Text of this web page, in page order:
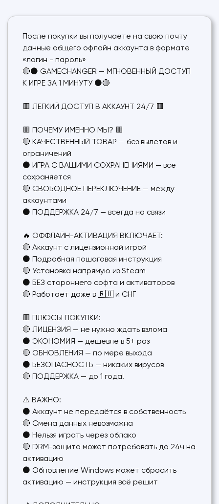
После покупки вы получаете на свою почту
данные общего офлайн аккаунта в формате
«логин - пароль»
🔴⚫ GAMECHANGER — МГНОВЕННЫЙ ДОСТУП
К ИГРЕ ЗА 1 МИНУТУ ⚫🔴
🟥 ЛЕГКИЙ ДОСТУП В АККАУНТ 24/7 🟥
🟥 ПОЧЕМУ ИМЕННО МЫ? 🟥
🔴 КАЧЕСТВЕННЫЙ ТОВАР — без вылетов и
ограничений
⚫ ИГРА С ВАШИМИ СОХРАНЕНИЯМИ — всё
сохраняется
🔴 СВОБОДНОЕ ПЕРЕКЛЮЧЕНИЕ — между
аккаунтами
⚫ ПОДДЕРЖКА 24/7 — всегда на связи
🔥 ОФФЛАЙН-АКТИВАЦИЯ ВКЛЮЧАЕТ:
🔴 Аккаунт с лицензионной игрой
⚫ Подробная пошаговая инструкция
🔴 Установка напрямую из Steam
⚫ БЕЗ стороннего софта и активаторов
🔴 Работает даже в 🇷🇺 и СНГ
🟥 ПЛЮСЫ ПОКУПКИ:
🔴 ЛИЦЕНЗИЯ — не нужно ждать взлома
⚫ ЭКОНОМИЯ — дешевле в 5+ раз
🔴 ОБНОВЛЕНИЯ — по мере выхода
⚫ БЕЗОПАСНОСТЬ — никаких вирусов
🔴 ПОДДЕРЖКА — до 1 года!
⚠️ ВАЖНО:
⚫ Аккаунт не передаётся в собственность
🔴 Смена данных невозможна
⚫ Нельзя играть через облако
🔴 DRM-защита может потребовать до 24ч на
активацию
⚫ Обновление Windows может сбросить
активацию — инструкция всё решит